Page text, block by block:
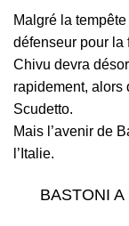
Malgré la
défenseur pour la
Chivu devra
rapidement, alors
Scudetto.
Mais l’avenir de
l’Italie.
BASTONI